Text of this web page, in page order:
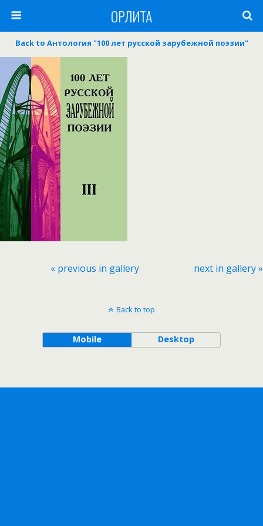
ОРЛИТА
Back to Антология "100 лет русской зарубежной поэзии"
« previous in gallery next in gallery »
Back to top
Mobile Desktop